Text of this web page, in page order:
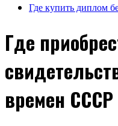
Где купить диплом
Где
времен СССР